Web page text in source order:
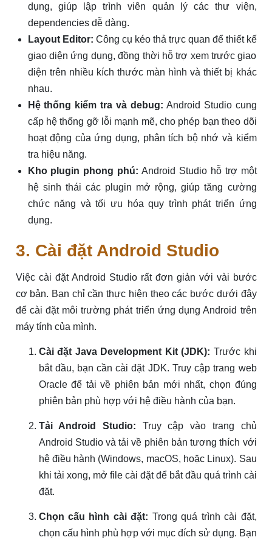
dụng, giúp lập trình viên quản lý các thư viện,
dependencies dễ dàng.
Layout Editor: Công cụ kéo thả trực quan để thiết kế
giao diện ứng dụng, đồng thời hỗ trợ xem trước giao
diện trên nhiều kích thước màn hình và thiết bị khác
nhau.
Hệ thống kiểm tra và debug: Android Studio cung
cấp hệ thống gỡ lỗi mạnh mẽ, cho phép bạn theo dõi
hoạt động của ứng dụng, phân tích bộ nhớ và kiểm
tra hiệu năng.
Kho plugin phong phú: Android Studio hỗ trợ một
hệ sinh thái các plugin mở rộng, giúp tăng cường
chức năng và tối ưu hóa quy trình phát triển ứng
dụng.
3. Cài đặt Android Studio
Việc cài đặt Android Studio rất đơn giản với vài bước
cơ bản. Bạn chỉ cần thực hiện theo các bước dưới đây
để cài đặt môi trường phát triển ứng dụng Android trên
máy tính của mình.
Cài đặt Java Development Kit (JDK): Trước khi
bắt đầu, bạn cần cài đặt JDK. Truy cập trang web
Oracle để tải về phiên bản mới nhất, chọn đúng
phiên bản phù hợp với hệ điều hành của bạn.
Tải Android Studio: Truy cập vào trang chủ
Android Studio và tải về phiên bản tương thích với
hệ điều hành (Windows, macOS, hoặc Linux). Sau
khi tải xong, mở file cài đặt để bắt đầu quá trình cài
đặt.
Chọn cấu hình cài đặt: Trong quá trình cài đặt,
chọn cấu hình phù hợp với mục đích sử dụng. Bạn